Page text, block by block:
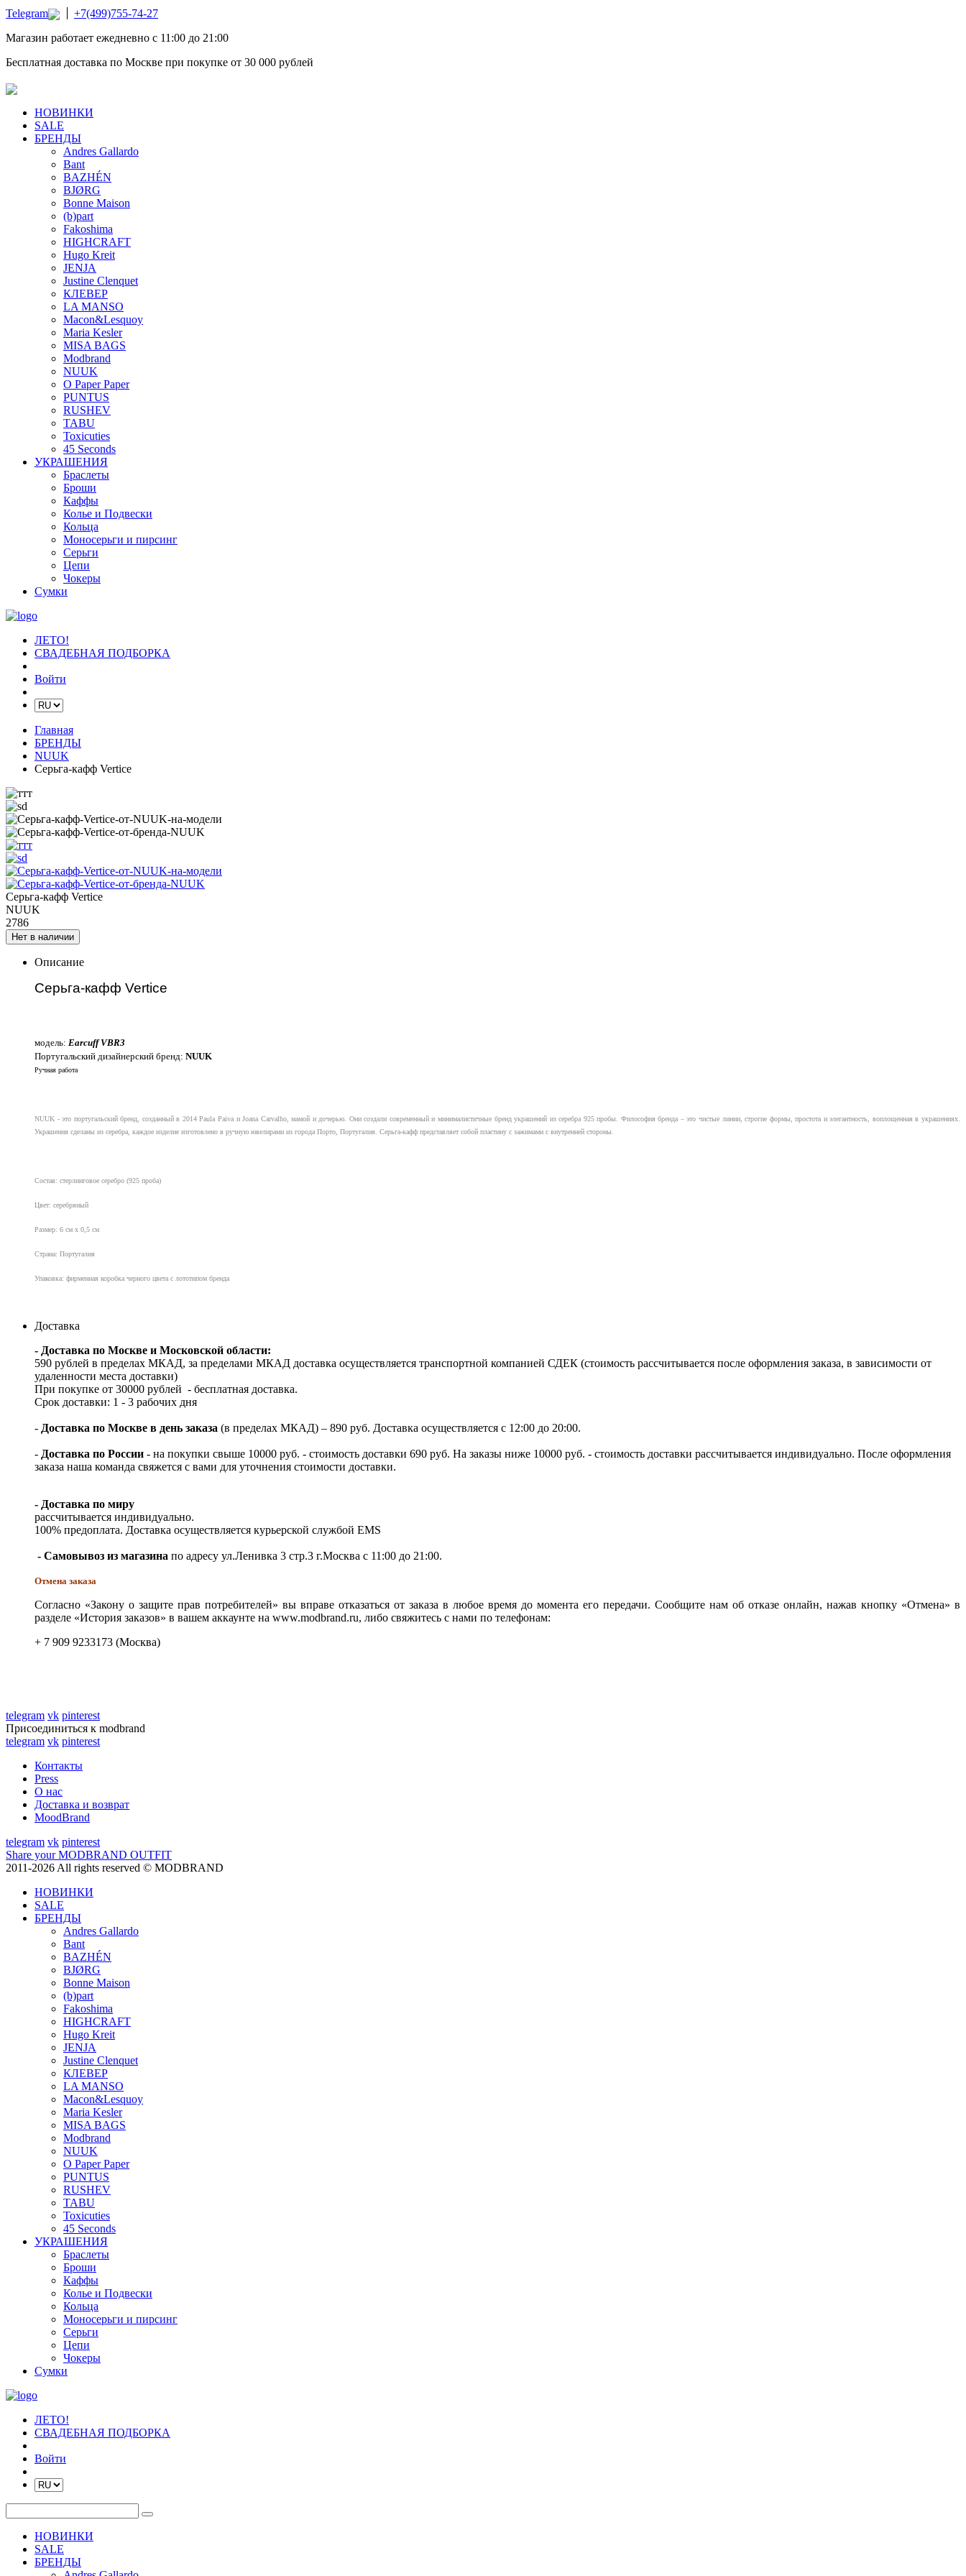
Telegram
+7(499)755-74-27
Магазин работает ежедневно с 11:00 до 21:00
Бесплатная доставка по Москве при покупке от 30 000 рублей
НОВИНКИ
SALE
БРЕНДЫ
Andres Gallardo
Bant
BAZHÉN
BJØRG
Bonne Maison
(b)part
Fakoshima
HIGHCRAFT
Hugo Kreit
JENJA
Justine Clenquet
КЛЕВЕР
LA MANSO
Macon&Lesquoy
Maria Kesler
MISA BAGS
Modbrand
NUUK
O Paper Paper
PUNTUS
RUSHEV
TABU
Toxicuties
45 Seconds
УКРАШЕНИЯ
Браслеты
Броши
Каффы
Колье и Подвески
Кольца
Моносерьги и пирсинг
Серьги
Цепи
Чокеры
Сумки
ЛЕТО!
СВАДЕБНАЯ ПОДБОРКА
Войти
Главная
БРЕНДЫ
NUUK
Серьга-кафф Vertice
Серьга-кафф Vertice
NUUK
2786
Нет в наличии
Описание
Серьга-кафф Vertice
модель: Earcuff VBR3
Португальский дизайнерский бренд: NUUK
Ручная работа
NUUK - это португальский бренд, созданный в 2014 Paula Paiva и Joana Carvalho, мамой и дочерью. Они создали современный и минималистичные бренд украшений из серебра 925 пробы. Философия бренда – это чистые линии, строгие формы, простота и элегантность, воплощенная в украшениях.
Украшения сделаны из серебра, каждое изделие изготовлено в ручную ювелирами из города Порто, Португалия. Серьга-кафф представляет собой пластину с зажимами с внутренней стороны.
Состав: стерлинговое серебро (925 проба)
Цвет: серебряный
Размер: 6 см x 0,5 см
Страна: Португалия
Упаковка: фирменная коробка черного цвета с лототипом бренда
Доставка
- Доставка по Москве и Московской области:
590 рублей в пределах МКАД, за пределами МКАД доставка осуществляется транспортной компанией СДЕК (стоимость рассчитывается после оформления заказа, в зависимости от
удаленности места доставки)
При покупке от 30000 рублей - бесплатная доставка.
Срок доставки: 1 - 3 рабочих дня
- Доставка по Москве в день заказа (в пределах МКАД) – 890 руб. Доставка осуществляется с 12:00 до 20:00.
- Доставка по России - на покупки свыше 10000 руб. - стоимость доставки 690 руб. На заказы ниже 10000 руб. - стоимость доставки рассчитывается индивидуально. После оформления
заказа наша команда свяжется с вами для уточнения стоимости доставки.
- Доставка по миру
рассчитывается индивидуально.
100% предоплата. Доставка осуществляется курьерской службой EMS
- Самовывоз из магазина по адресу ул.Ленивка 3 стр.3 г.Москва с 11:00 до 21:00.
Отмена заказа
Согласно «Закону о защите прав потребителей» вы вправе отказаться от заказа в любое время до момента его передачи. Сообщите нам об отказе онлайн, нажав кнопку «Отмена» в
разделе «История заказов» в вашем аккаунте на www.modbrand.ru, либо свяжитесь с нами по телефонам:
+ 7 909 9233173 (Москва)
telegram vk pinterest
Присоединиться к modbrand
telegram vk pinterest
Контакты
Press
О нас
Доставка и возврат
MoodBrand
telegram vk pinterest
Share your MODBRAND OUTFIT
2011-2026 All rights reserved © MODBRAND
НОВИНКИ
SALE
БРЕНДЫ
Andres Gallardo
Bant
BAZHÉN
BJØRG
Bonne Maison
(b)part
Fakoshima
HIGHCRAFT
Hugo Kreit
JENJA
Justine Clenquet
КЛЕВЕР
LA MANSO
Macon&Lesquoy
Maria Kesler
MISA BAGS
Modbrand
NUUK
O Paper Paper
PUNTUS
RUSHEV
TABU
Toxicuties
45 Seconds
УКРАШЕНИЯ
Браслеты
Броши
Каффы
Колье и Подвески
Кольца
Моносерьги и пирсинг
Серьги
Цепи
Чокеры
Сумки
ЛЕТО!
СВАДЕБНАЯ ПОДБОРКА
Войти
НОВИНКИ
SALE
БРЕНДЫ